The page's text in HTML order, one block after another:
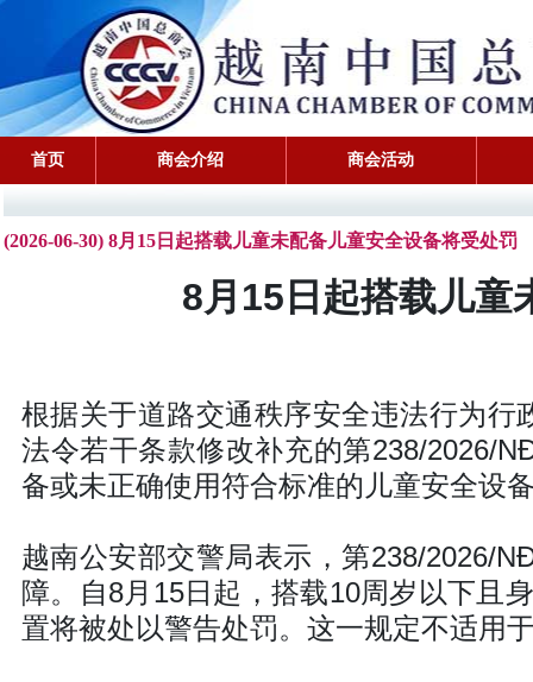
首页 商会介绍 商会活动
(2026-06-30) 8月15日起搭载儿童未配备儿童安全设备将受处罚
8月15日起搭载儿童
根据关于道路交通秩序安全违法行为
法令若干条款修改补充的第238/2026/
备或未正确使用符合标准的儿童安全设
越南公安部交警局表示，第238/2026/
障。自8月15日起，搭载10周岁以下且
置将被处以警告处罚。这一规定不适用